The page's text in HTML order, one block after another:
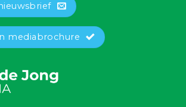
mediabrochure